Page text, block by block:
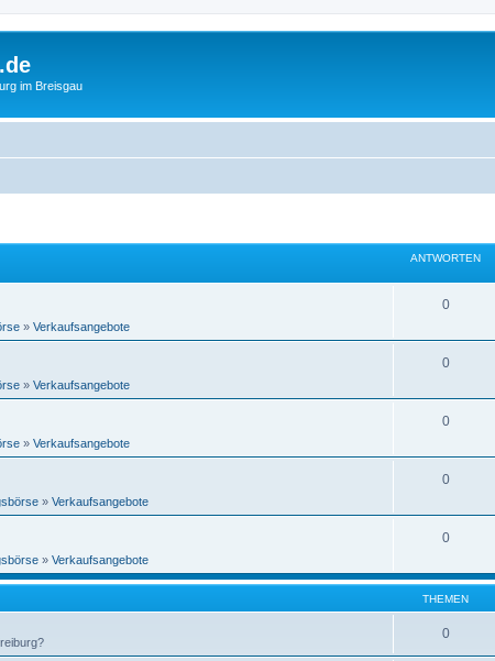
im Breisgau
ANTWORTEN
» Verkaufsangebote
0
» Verkaufsangebote
0
» Verkaufsangebote
0
» Verkaufsangebote
0
» Verkaufsangebote
0
THEMEN
0